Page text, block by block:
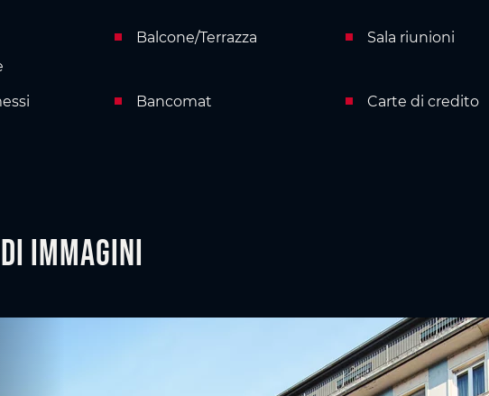
Balcone/Terrazza Sala riunioni
Bancomat Carte di credito
immagini